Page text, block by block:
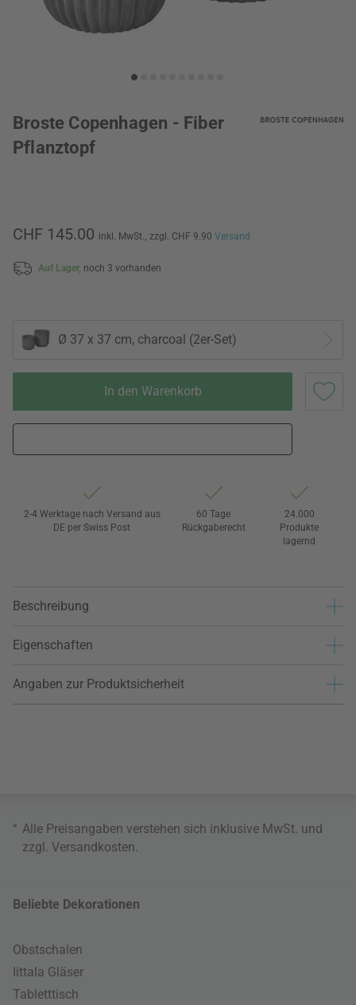
Broste Copenhagen - Fiber
Pflanztopf
CHF 145.00 inkl. MwSt., zzgl. CHF 9.90 Versand
Auf Lager, noch 3 vorhanden
Ø 37 x 37 cm, charcoal (2er-Set)
In den Warenkorb
2-4 Werktage nach Versand aus
DE per Swiss Post
60 Tage
Rückgaberecht
24.000
Produkte
lagernd
Beschreibung
Eigenschaften
Angaben zur Produktsicherheit
* Alle Preisangaben verstehen sich inklusive MwSt. und
zzgl. Versandkosten
Beliebte Dekorationen
Obstschalen
Iittala Gläser
Tabletttisch